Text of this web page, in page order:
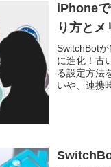
iPhone
り方と
SwitchBot
に進化！古
る設定方法
いや、連携